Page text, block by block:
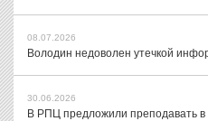
08.07.2026
Володин недоволен утечкой
30.06.2026
В РПЦ предложили преподавать в